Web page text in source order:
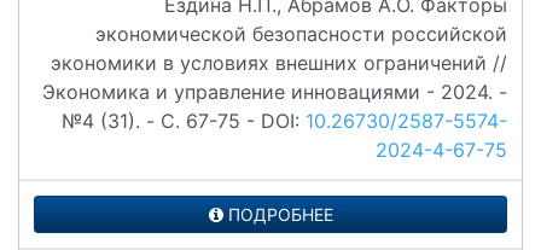
экономической безопасности российской
экономики в условиях внешних ограничений //
Экономика и управление инновациями - 2024. -
№4 (31). - C. 67-75 - DOI: 10.26730/2587-5574-
2024-4-67-75
ПОДРОБНЕЕ